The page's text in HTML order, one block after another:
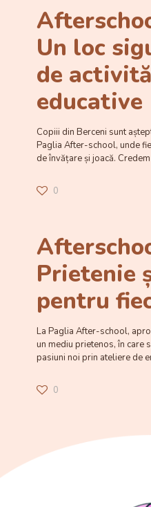
Un loc
de
educative
Copiii din Berceni sunt
Paglia After-school, unde
de învățare și joacă.
0
Prietenie
pentru
La Paglia After-school,
un mediu prietenos, în care
pasiuni noi prin ateliere de
0